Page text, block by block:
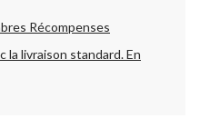
Récompenses
la livraison standard.En